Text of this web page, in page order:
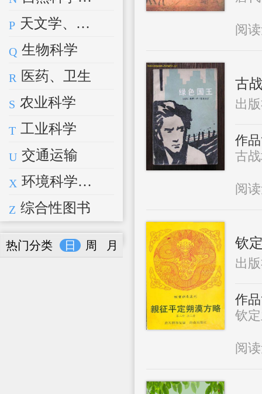
P 天文学、地球科学
Q 生物科学
R 医药、卫生
S 农业科学
T 工业科学
U 交通运输
X 环境科学、安全科学
Z 综合性图书
热门分类 日 周 月
阅
古
出
作
古
阅
钦
出
作
钦
阅